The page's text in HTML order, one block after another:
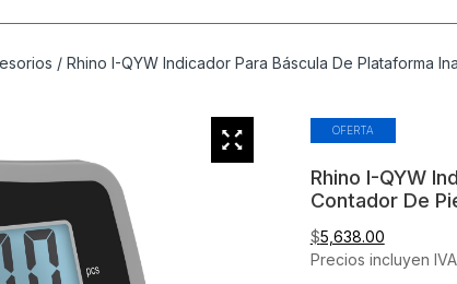
/ Rhino I-QYW Indicador Para Báscula De Plataforma
OFERTA
Rhino I-QYW
Contador De
$5,638.00
Precios incluyen IVA